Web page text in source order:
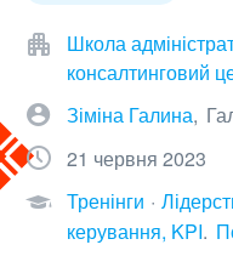
Школа
консалтинговий
Зіміна Галина
21 червня 2023
Тренінги
керування, KPI